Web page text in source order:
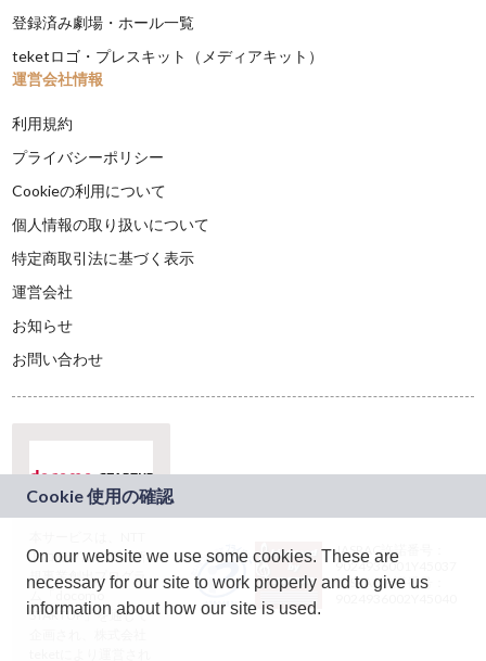
登録済み劇場・ホール一覧
teketロゴ・プレスキット（メディアキット）
運営会社情報
利用規約
プライバシーポリシー
Cookieの利用について
個人情報の取り扱いについて
特定商取引法に基づく表示
運営会社
お知らせ
お問い合わせ
ドコモグループの新
規事業創出プログラ
ム「docomo
STARTUP」を通じて
JASRAC許諾番号：
9024936001Y45037
JASRAC許諾番号：
On our website we use some cookies. These are
necessary for our site to work properly and to give us
information about how our site is used.